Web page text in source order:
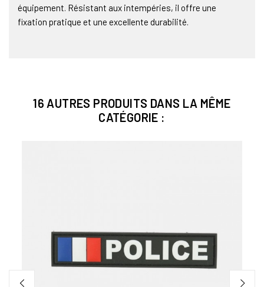
équipement. Résistant aux intempéries, il offre une
fixation pratique et une excellente durabilité.
16 AUTRES PRODUITS DANS LA MÊME
CATÉGORIE :